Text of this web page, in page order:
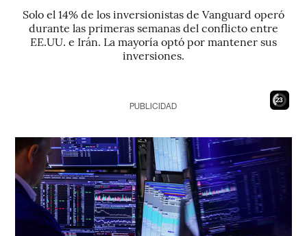
Solo el 14% de los inversionistas de Vanguard operó
durante las primeras semanas del conflicto entre
EE.UU. e Irán. La mayoría optó por mantener sus
inversiones.
22
PUBLICIDAD